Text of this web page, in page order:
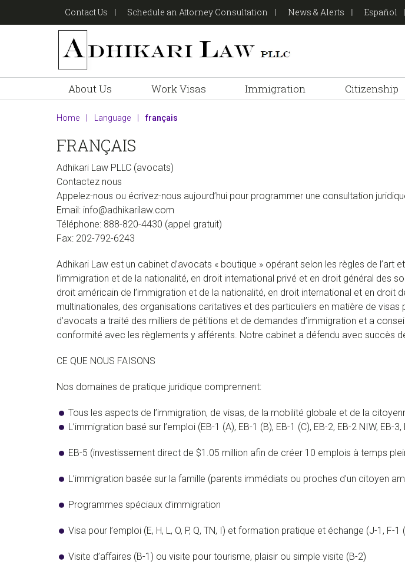
Contact Us Schedule an Attorney Consultation News & Alerts Español
About Us Work Visas Immigration Citizenship
Home Language français
FRANÇAIS
Adhikari Law PLLC (avocats)
Contactez nous
Appelez-nous ou écrivez-nous aujourd’hui pour programmer une consultation
Email: info@adhikarilaw.com
Téléphone: 888-820-4430 (appel gratuit)
Fax: 202-792-6243
Adhikari Law est un cabinet d’avocats « boutique » opérant selon les règles de
l’immigration et de la nationalité, en droit international privé et en droit général des
droit américain de l’immigration et de la nationalité, en droit international et en
multinationales, des organisations caritatives et des particuliers en matière de
d’avocats a traité des milliers de pétitions et de demandes d’immigration et a
conformité avec les règlements y afférents. Notre cabinet a défendu avec succès
CE QUE NOUS FAISONS
Nos domaines de pratique juridique comprennent:
Tous les aspects de l’immigration, de visas, de la mobilité globale et de la
L’immigration basé sur l’emploi (EB-1 (A), EB-1 (B), EB-1 (C), EB-2, EB-2 NIW, EB-3,
EB-5 (investissement direct de $1.05 million afin de créer 10 emplois à temps
L’immigration basée sur la famille (parents immédiats ou proches d’un citoyen
Programmes spéciaux d’immigration
Visa pour l’emploi (E, H, L, O, P, Q, TN, I) et formation pratique et échange (J-1, F-1
Visite d’affaires (B-1) ou visite pour tourisme, plaisir ou simple visite (B-2)